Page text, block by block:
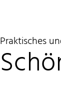
Praktisches